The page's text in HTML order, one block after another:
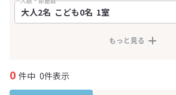
もっと見る
0 件中 0件表示